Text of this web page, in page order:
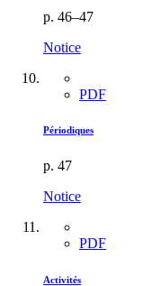
p. 46–47
Notice
PDF
Périodiques
p. 47
Notice
PDF
Activités